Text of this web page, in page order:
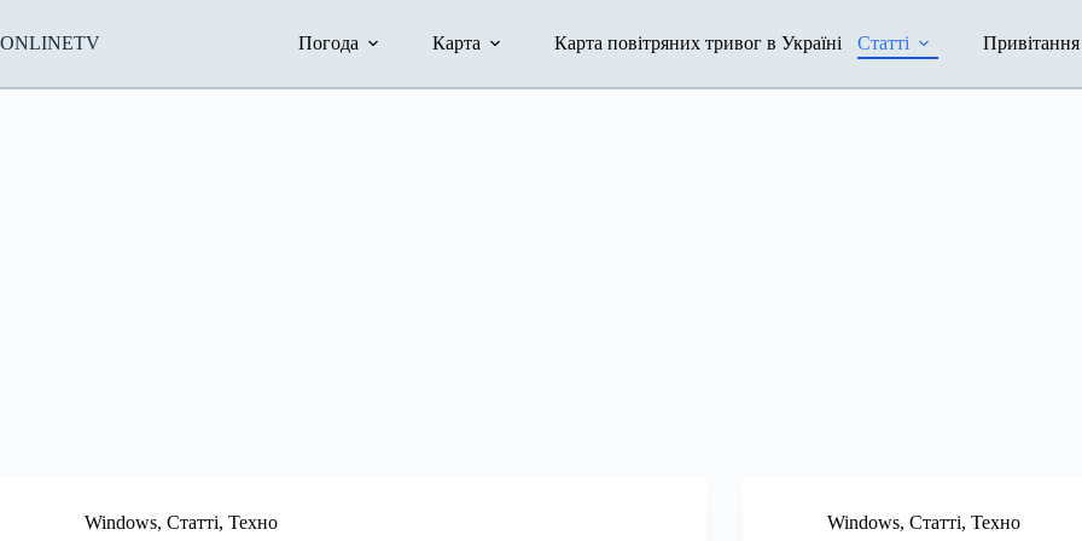
вмісту
ONLINETV Погода Карта Карта повітряних тривог в Україні Статті Привітання
Windows, Статті, Техно Windows, Статті, Техно